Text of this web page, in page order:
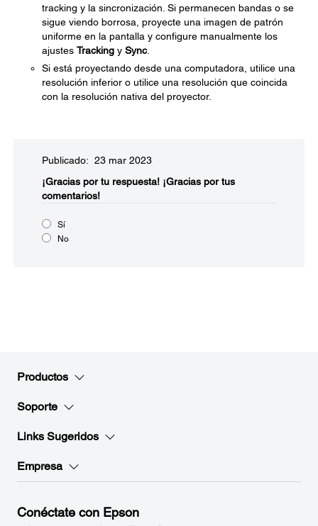
tracking y la sincronización. Si permanecen bandas o se
sigue viendo borrosa, proyecte una imagen de patrón
uniforme en la pantalla y configure manualmente los
ajustes Tracking y Sync.
Si está proyectando desde una computadora, utilice una
resolución inferior o utilice una resolución que coincida
con la resolución nativa del proyector.
Publicado: 23 mar 2023
¡Gracias por tu respuesta! ¡Gracias por tus
comentarios!
Sí
No
Productos
Soporte
Links Sugeridos
Empresa
Conéctate con Epson